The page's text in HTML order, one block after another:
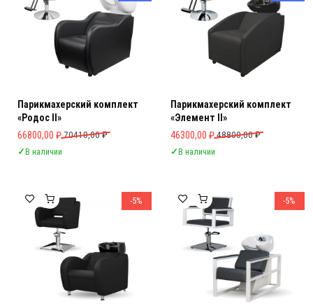
Парикмахерский комплект
«Родос II»
70410,00₽
Первоначальная цена составляла 70410,00 ₽.
66800,00 ₽
Текущая цена: 66800,00 ₽.
✓В наличии
Парикмахерский комплект
«Элемент II»
48800,00₽
Первоначальная цена
46300,00 ₽
Текущая цена: 46300,00 ₽.
✓В наличии
-5% -5%